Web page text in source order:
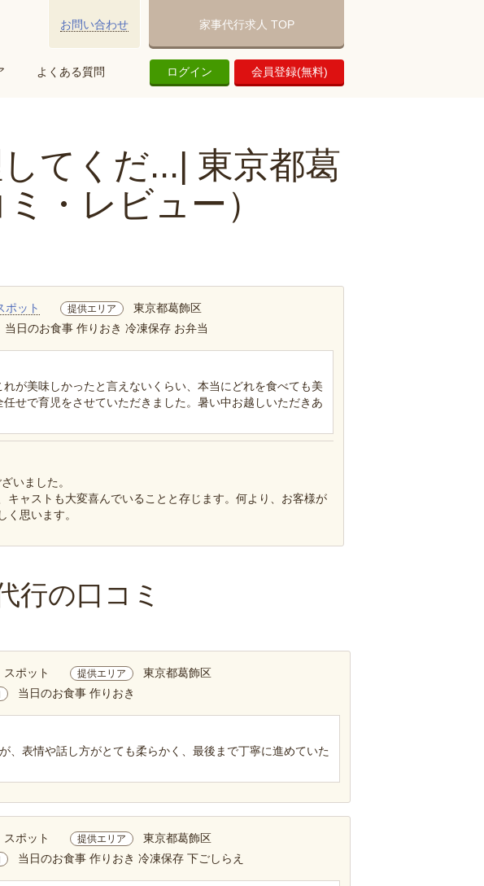
よくある質問 ログイン 会員登録(無料)
お問い合わせ 家事代行求人 TOP
てくだ...| 東京都葛
・レビュー）
ポット 提供エリア 東京都葛飾区
当日のお食事 作りおき 冷凍保存 お弁当
が美味しかったと言えないくらい、本当にどれを食べても美
せで育児をさせていただきました。暑い中お越しいただきあ
いました。
キャストも大変喜んでいることと存じます。何より、お客様が
思います。
行の口コミ
スポット 提供エリア 東京都葛飾区
当日のお食事 作りおき
、表情や話し方がとても柔らかく、最後まで丁寧に進めていた
スポット 提供エリア 東京都葛飾区
当日のお食事 作りおき 冷凍保存 下ごしらえ